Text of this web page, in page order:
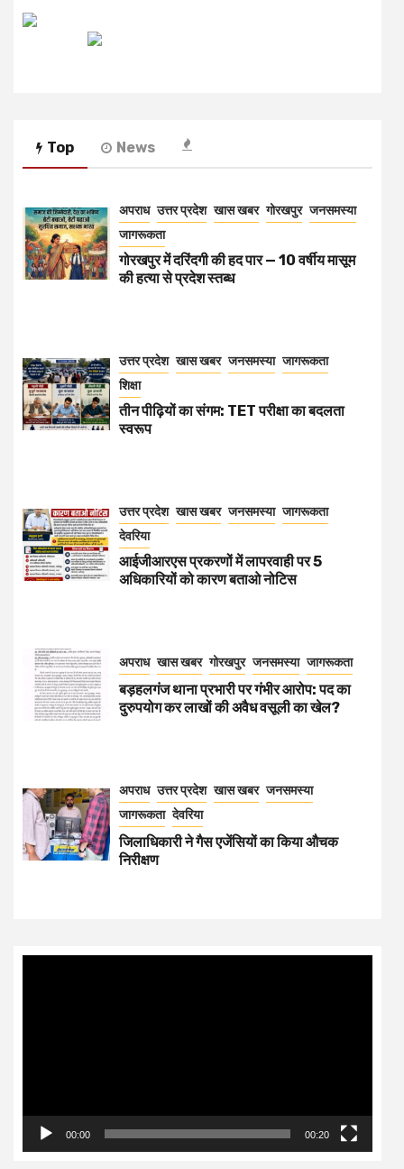
Top News
अपराध उत्तर प्रदेश खास खबर गोरखपुर जनसमस्या
जागरूकता
गोरखपुर में दरिंदगी की हद पार — 10 वर्षीय मासूम
की हत्या से प्रदेश स्तब्ध
उत्तर प्रदेश खास खबर जनसमस्या जागरूकता
शिक्षा
तीन पीढ़ियों का संगम: TET परीक्षा का बदलता
स्वरूप
उत्तर प्रदेश खास खबर जनसमस्या जागरूकता
देवरिया
आईजीआरएस प्रकरणों में लापरवाही पर 5
अधिकारियों को कारण बताओ नोटिस
अपराध खास खबर गोरखपुर जनसमस्या जागरूकता
बड़हलगंज थाना प्रभारी पर गंभीर आरोप: पद का
दुरुपयोग कर लाखों की अवैध वसूली का खेल?
अपराध उत्तर प्रदेश खास खबर जनसमस्या
जागरूकता देवरिया
जिलाधिकारी ने गैस एजेंसियों का किया औचक
निरीक्षण
00:00 00:20